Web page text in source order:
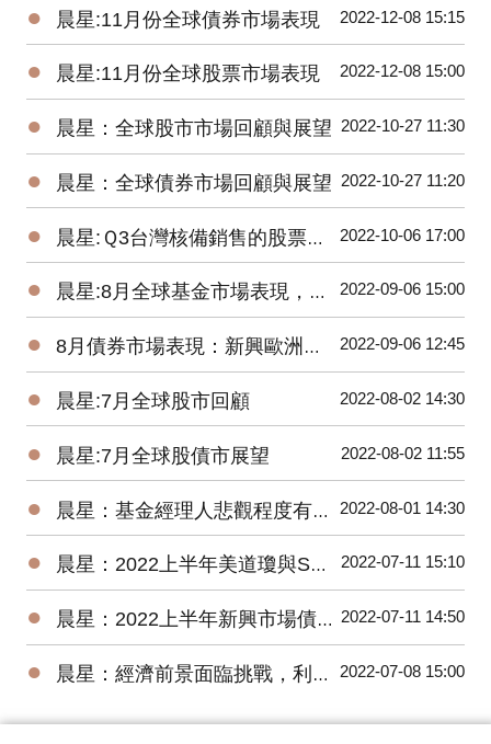
● 晨星:11月份全球債券市場表現 2022-12-08 15:15
● 晨星:11月份全球股票市場表現 2022-12-08 15:00
● 晨星：全球股市市場回顧與展望 2022-10-27 11:30
● 晨星：全球債券市場回顧與展望 2022-10-27 11:20
● 晨星:Ｑ3台灣核備銷售的股票型基金虧損8.77%，債券型基金虧損5.61% 2022-10-06 17:00
● 晨星:8月全球基金市場表現，能源基金逆勢上漲2.8%、貴金屬基金下跌7.9% 2022-09-06 15:00
● 8月債券市場表現：新興歐洲債券基金交出17.58%高報酬令人驚艷 2022-09-06 12:45
● 晨星:7月全球股市回顧 2022-08-02 14:30
● 晨星:7月全球股債市展望 2022-08-02 11:55
● 晨星：基金經理人悲觀程度有史以來最高，關注企業獲利揭示的未來方向 2022-08-01 14:30
● 晨星：2022上半年美道瓊與S&P500 數下跌15.30%、20.56%，台股基金平均報酬率為-22.18% 2022-07-11 15:10
● 晨星：2022上半年新興市場債券基金因俄羅斯債券跌幅最深 2022-07-11 14:50
● 晨星：經濟前景面臨挑戰，利率將進一步上升 2022-07-08 15:00